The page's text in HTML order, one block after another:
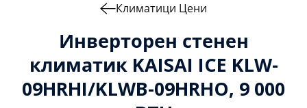
Инверторен стенен
климатик KAISAI ICE KLW-
09HRHI/KLWB-09HRHO, 9 000
Климатици Цени